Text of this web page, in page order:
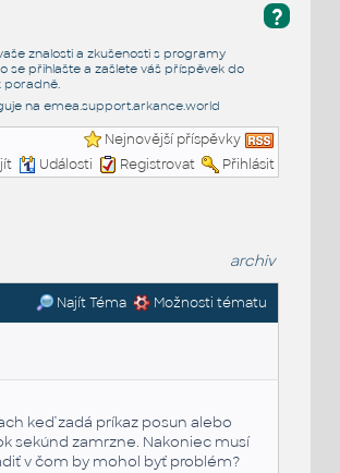
?
znalosti a zkušenosti s programy
se přihlašte a zašlete váš příspěvek do
poradně.
na emea.support.arkance.world
Nejnovější příspěvky
Události Registrovat Přihlásit
archiv
Najít Téma Možnosti tématu
keď zadá príkaz posun alebo
sekúnd zamrzne. Nakoniec musí
v čom by mohol byť problém?